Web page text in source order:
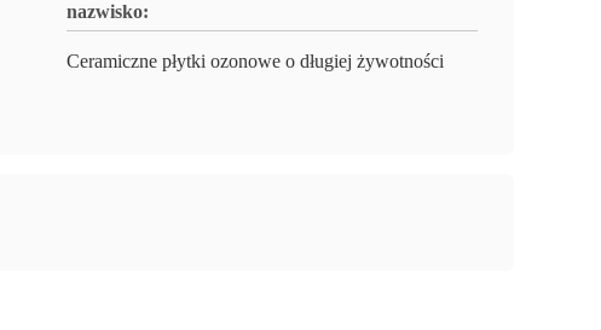
nazwisko:
Ceramiczne płytki ozonowe o długiej żywotności